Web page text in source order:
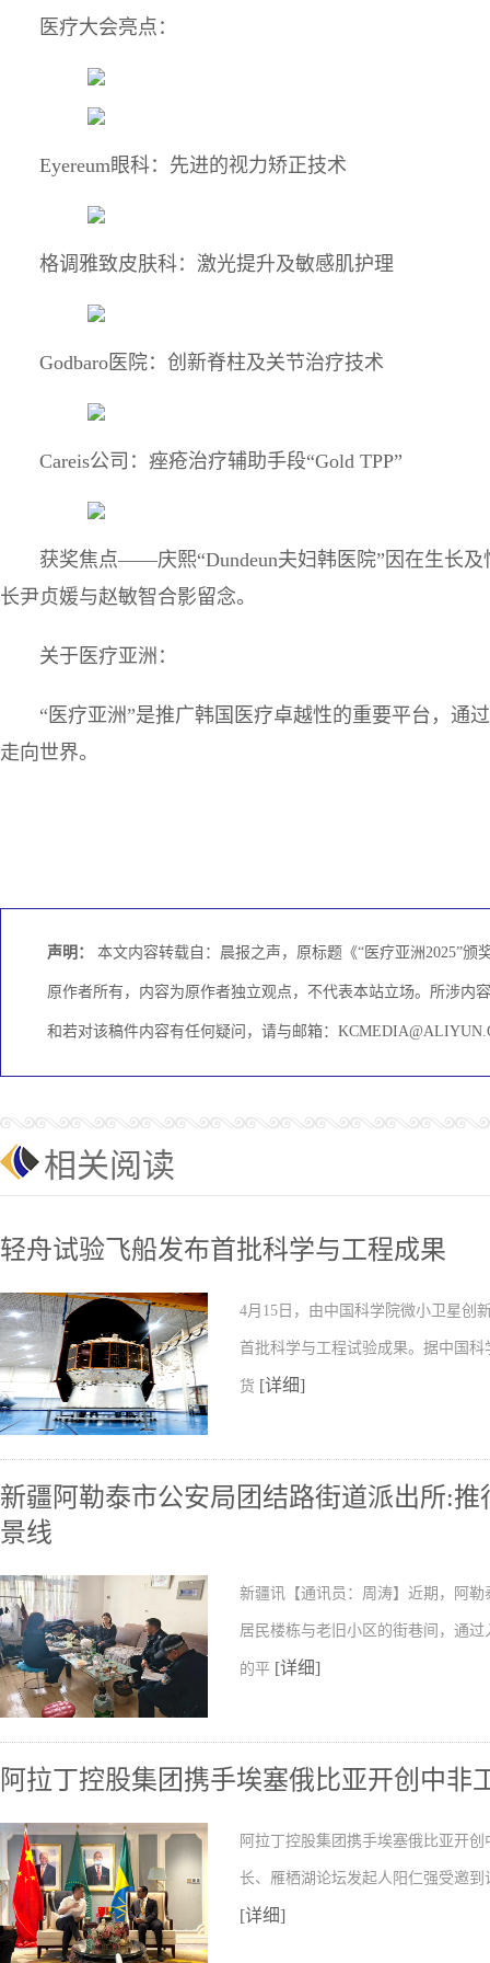
医疗大会亮点：
Eyereum眼科：先进的视力矫正技术
格调雅致皮肤科：激光提升及敏感肌护理
Godbaro医院：创新脊柱及关节治疗技术
Careis公司：痤疮治疗辅助手段“Gold TPP”
获奖焦点——庆熙“Dundeun夫妇韩医院”因在生长
长尹贞媛与赵敏智合影留念。
关于医疗亚洲：
“医疗亚洲”是推广韩国医疗卓越性的重要平台，通
走向世界。
声明： 本文内容转载自：晨报之声，原标题《“医疗亚洲2025”
原作者所有，内容为原作者独立观点，不代表本站立场。所涉内
和若对该稿件内容有任何疑问，请与邮箱：
相关阅读
轻舟试验飞船发布首批科学与工程成果
4月15日，由中国科学院微小卫星创
首批科学与工程试验成果。据中国
货 [详细]
新疆阿勒泰市公安局团结路街道派出所:推
景线
新疆讯【通讯员：周涛】近期，阿
居民楼栋与老旧小区的街巷间，通
的平 [详细]
阿拉丁控股集团携手埃塞俄比亚开创中非
阿拉丁控股集团携手埃塞俄比亚开
长、雁栖湖论坛发起人阳仁强受邀
[详细]